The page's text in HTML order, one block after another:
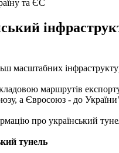
та ЄС
масштабних
маршрутів
а Євросоюз - до
про український
тунель